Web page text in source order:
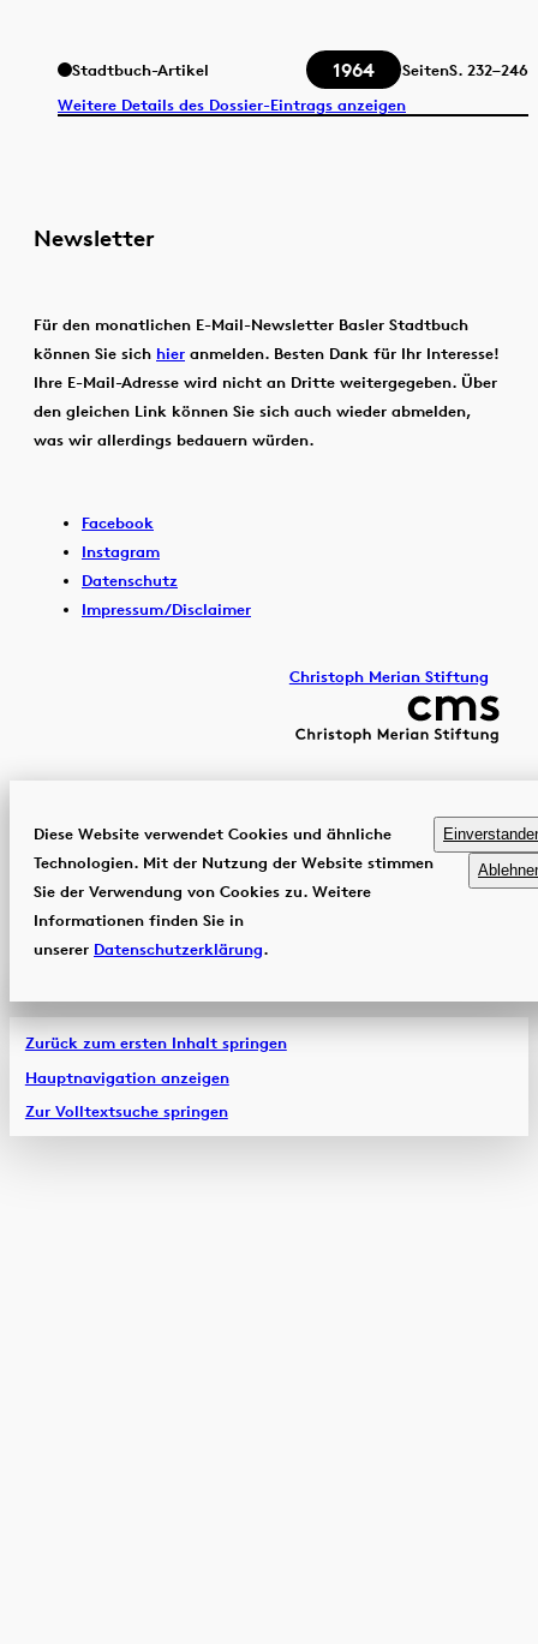
Stadtbuch-Artikel 1964 SeitenS. 232–246
Weitere Details des Dossier-Eintrags anzeigen
Newsletter
Für den monatlichen E-Mail-Newsletter Basler Stadtbuch
können Sie sich hier anmelden. Besten Dank für Ihr Interesse!
Ihre E-Mail-Adresse wird nicht an Dritte weitergegeben. Über
den gleichen Link können Sie sich auch wieder abmelden,
was wir allerdings bedauern würden.
Facebook
Instagram
Datenschutz
Impressum/Disclaimer
Christoph Merian Stiftung
Diese Website verwendet Cookies und ähnliche
Technologien. Mit der Nutzung der Website stimmen
Sie der Verwendung von Cookies zu. Weitere
Informationen finden Sie in
unserer Datenschutzerklärung.
Zurück zum ersten Inhalt springen
Hauptnavigation anzeigen
Zur Volltextsuche springen